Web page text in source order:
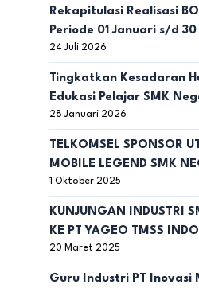
Rekapitulasi Realisasi
Periode 01 Januari s/d 30
24 Juli 2026
Tingkatkan Kesadaran
Edukasi Pelajar SMK
28 Januari 2026
TELKOMSEL SPONSOR
MOBILE LEGEND SMK
1 Oktober 2025
KUNJUNGAN INDUSTRI
KE PT YAGEO TMSS
20 Maret 2025
Guru Industri PT